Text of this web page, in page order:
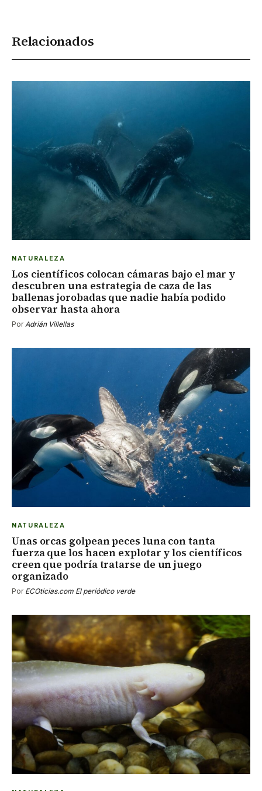
Relacionados
NATURALEZA
Los científicos colocan cámaras bajo el mar y
descubren una estrategia de caza de las
ballenas jorobadas que nadie había podido
observar hasta ahora
Por Adrián Villellas
NATURALEZA
Unas orcas golpean peces luna con tanta
fuerza que los hacen explotar y los científicos
creen que podría tratarse de un juego
organizado
Por ECOticias.com El periódico verde